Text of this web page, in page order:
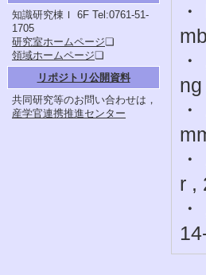
知識研究棟Ｉ 6F Tel:0761-51-
1705
研究室ホームページ❏
領域ホームページ❏
リポジトリ公開資料
共同研究等のお問い合わせは，
産学官連携推進センター
r ,